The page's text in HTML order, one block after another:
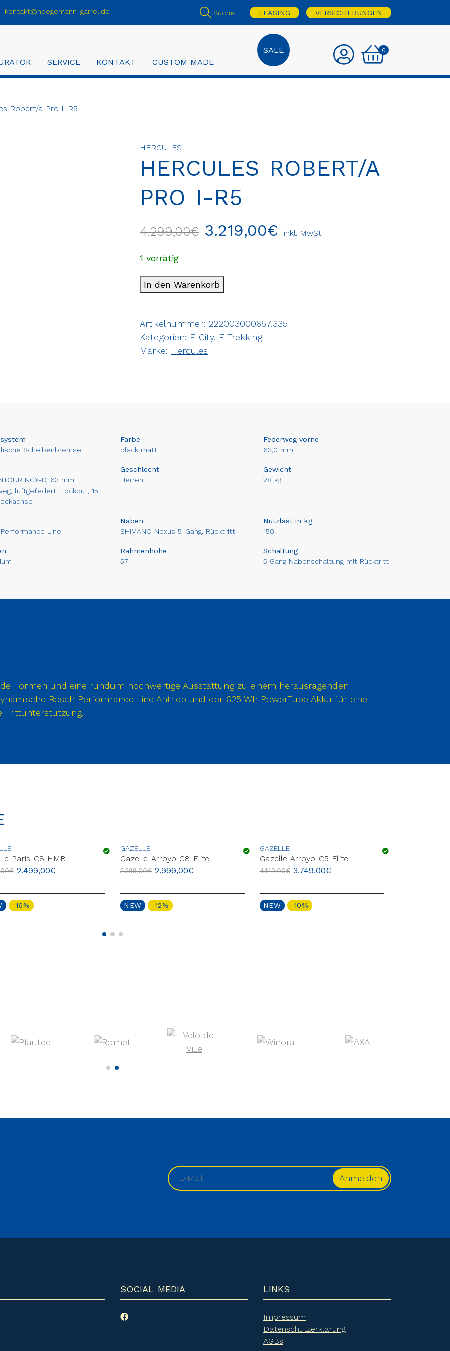
kontakt@hoegemann-garrel.de Suche LEASING VERSICHERUNGEN
SERVICE KONTAKT CUSTOM MADE
SALE 0
Robert/a Pro I-R5
HERCULES
HERCULES ROBERT/A
PRO I-R5
4.299,00€ 3.219,00€ inkl. MwSt.
1 vorrätig
In den Warenkorb
Artikelnummer: 222003000657.335
Kategorien: E-City, E-Trekking
Marke: Hercules
Scheibenbremse
Farbe
black matt
Federweg vorne
63,0 mm
NCX-D, 63 mm
luftgefedert, Lockout, 15
Geschlecht
Herren
Gewicht
28 kg
Line
Naben
SHIMANO Nexus 5-Gang, Rücktritt
Nutzlast in kg
150
Rahmenhöhe
57
Schaltung
5 Gang Nabenschaltung mit Rücktritt
Formen und eine rundum hochwertige Ausstattung zu einem herausragenden
Bosch Performance Line Antrieb und der 625 Wh PowerTube Akku für eine
Trittunterstützung.
Paris C8 HMB
€ 2.499,00€
-16%
GAZELLE
Gazelle Arroyo C8 Elite
3.399,00€ 2.999,00€
NEW -12%
GAZELLE
Gazelle Arroyo C5 Elite
4.149,00€ 3.749,00€
NEW -10%
SOCIAL MEDIA LINKS
Impressum
Datenschutzerklärung
AGBs